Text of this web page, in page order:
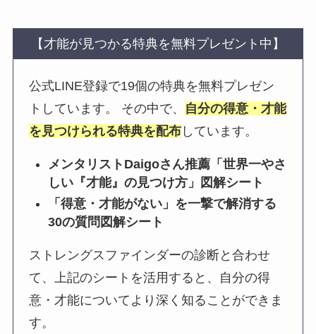
【才能が見つかる特典を無料プレゼント中】
公式LINE登録で19個の特典を無料プレゼン
トしています。
その中で、 自分の得意・才能
を見つけられる特典を配布 しています。
メンタリストDaigoさん推薦「世界一やさ
しい『才能』の見つけ方」図解シート
「得意・才能がない」を一撃で解消する
30の質問図解シート
ストレングスファインダーの診断と合わせ
て、上記のシートを活用すると、自分の得
意・才能についてより深く知ることができま
す。